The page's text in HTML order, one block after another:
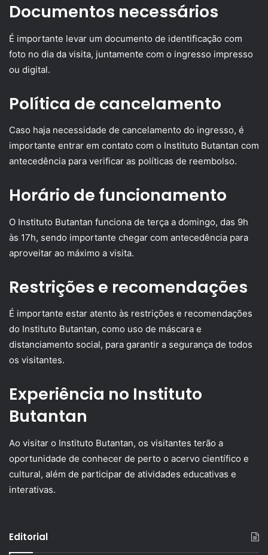
Documentos necessários
É importante levar um documento de identificação com
foto no dia da visita, juntamente com o ingresso impresso
ou digital.
Política de cancelamento
Caso haja necessidade de cancelamento do ingresso, é
importante entrar em contato com o Instituto Butantan com
antecedência para verificar as políticas de reembolso.
Horário de funcionamento
O Instituto Butantan funciona de terça a domingo, das 9h
às 17h, sendo importante chegar com antecedência para
aproveitar ao máximo a visita.
Restrições e recomendações
É importante estar atento às restrições e recomendações
do Instituto Butantan, como uso de máscara e
distanciamento social, para garantir a segurança de todos
os visitantes.
Experiência no Instituto
Butantan
Ao visitar o Instituto Butantan, os visitantes terão a
oportunidade de conhecer de perto o acervo científico e
cultural, além de participar de atividades educativas e
interativas.
Editorial